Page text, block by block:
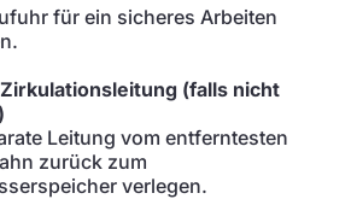
für ein sicheres Arbeiten
(falls nicht
Leitung vom entferntesten
zurück zum
verlegen.